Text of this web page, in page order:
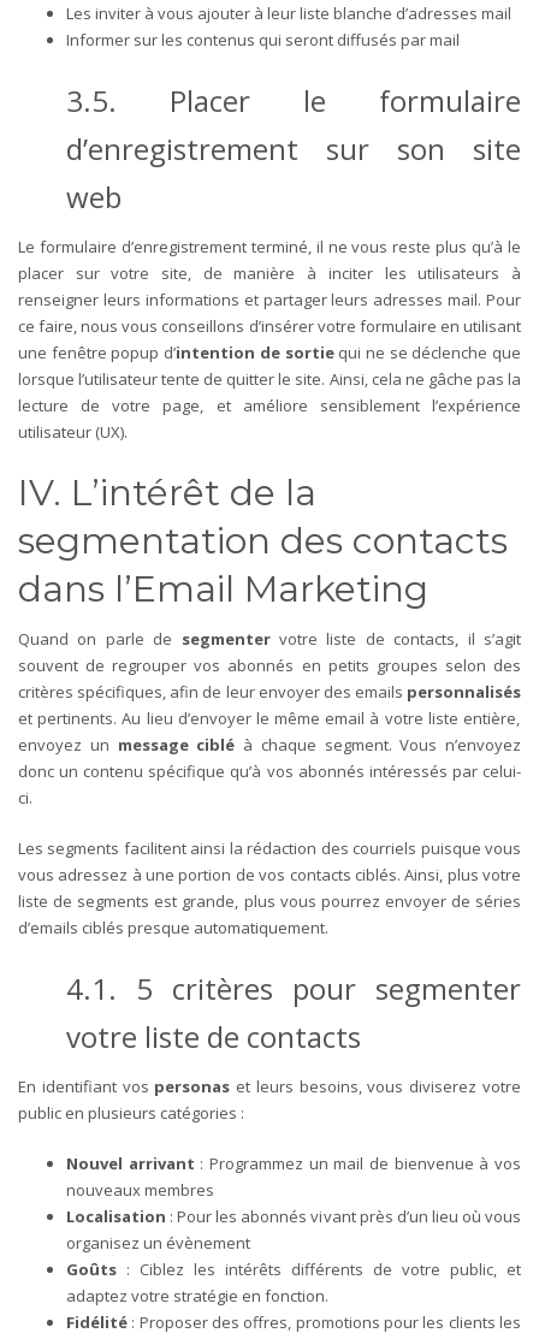
Les inviter à vous ajouter à leur liste blanche d’adresses mail
Informer sur les contenus qui seront diffusés par mail
3.5. Placer le formulaire
d’enregistrement sur son site
web
Le formulaire d’enregistrement terminé, il ne vous reste plus qu’à le
placer sur votre site, de manière à inciter les utilisateurs à
renseigner leurs informations et partager leurs adresses mail. Pour
ce faire, nous vous conseillons d’insérer votre formulaire en utilisant
une fenêtre popup d’intention de sortiequi ne se déclenche que
lorsque l’utilisateur tente de quitter le site. Ainsi, cela ne gâche pas la
lecture de votre page, et améliore sensiblement l’expérience
utilisateur (UX).
IV. L’intérêt de la
segmentation des contacts
dans l’Email Marketing
Quand on parle de segmentervotre liste de contacts, il s’agit
souvent de regrouper vos abonnés en petits groupes selon des
critères spécifiques, afin de leur envoyer des emails personnalisés
et pertinents.Au lieu d’envoyer le même email à votre liste entière,
envoyez un message ciblé à chaque segment. Vous n’envoyez
donc un contenu spécifique qu’à vos abonnés intéressés par celui-
ci.
Les segments facilitent ainsi la rédaction des courriels puisque vous
vous adressez à une portion de vos contacts ciblés.Ainsi, plus votre
liste de segments est grande, plus vous pourrez envoyer de séries
d’emails ciblés presque automatiquement.
4.1. 5 critères pour segmenter
votre liste de contacts
En identifiant vos personas et leurs besoins, vous diviserez votre
public en plusieurs catégories :
Nouvel arrivant : Programmez un mail de bienvenue à vos
nouveaux membres
Localisation : Pour les abonnés vivant près d’un lieu où vous
organisez un évènement
Goûts : Ciblez les intérêts différents de votre public, et
adaptez votre stratégie en fonction.
Fidélité : Proposer des offres, promotions pour les clients les